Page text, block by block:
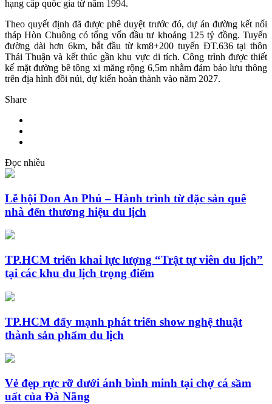
hạng cấp quốc gia từ năm 1994.
Theo quyết định đã được phê duyệt trước đó, dự án đường kết nối
tháp Hòn Chuông có tổng vốn đầu tư khoảng 125 tỷ đồng. Tuyến
đường dài hơn 6km, bắt đầu từ km8+200 tuyến ĐT.636 tại thôn
Thái Thuận và kết thúc gần khu vực di tích. Công trình được thiết
kế mặt đường bê tông xi măng rộng 6,5m nhằm đảm bảo lưu thông
trên địa hình đồi núi, dự kiến hoàn thành vào năm 2027.
Share
Đọc nhiều
Lễ hội Don An Phú – Hành trình từ đặc sản quê
nhà đến thương hiệu du lịch
TP.HCM triển khai lực lượng “Trật tự viên du lịch”
tại các khu du lịch trọng điểm
TP.HCM đẩy mạnh phát triển show nghệ thuật
thành sản phẩm du lịch
Vẻ đẹp rực rỡ dưới ánh bình minh tại chợ cá sầm
uất của Đà Nẵng